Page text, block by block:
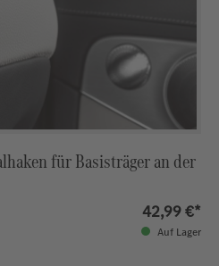
für Basisträger an der
42,99 €*
Auf Lager